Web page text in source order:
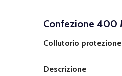
Confezione 400
Collutorio protezione
Descrizione